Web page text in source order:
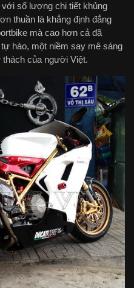
với số lượng chi tiết khủng
thuần là khẳng định đẳng
mà cao hơn cả đã
hào, một niềm say mê sáng
của người Việt.